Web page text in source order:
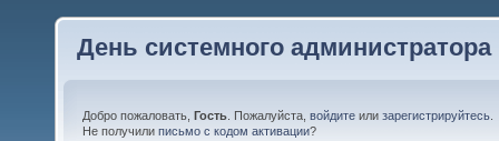
День системного администратора
Добро пожаловать, Гость . Пожалуйста, войдите или зарегистрируйтесь
Не получили письмо с кодом активации?